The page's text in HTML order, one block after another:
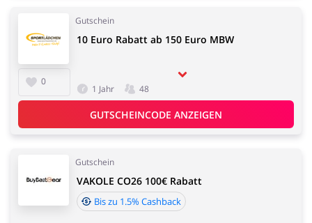
Gutschein
0
10 Euro Rabatt ab 150 Euro MBW
1 Jahr 48
GUTSCHEINCODE ANZEIGEN
Gutschein
VAKOLE CO26 100€ Rabatt
Bis zu 1.5% Cashback